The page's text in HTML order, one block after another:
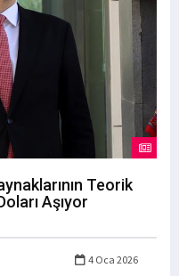
Teorik
Aşıyor
4 Oca 2026